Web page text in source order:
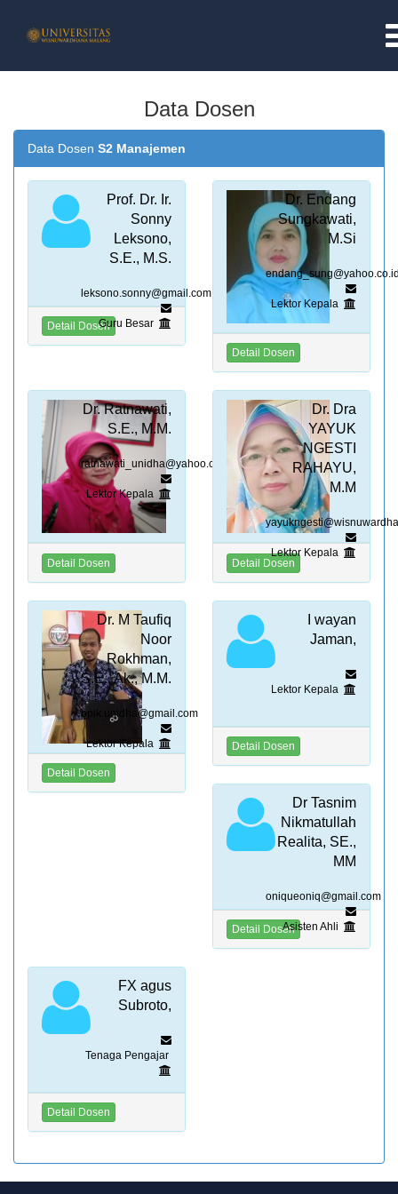
PROFIL LPPM
TUGAS POKOK & TUJUAN
VISI DAN MISI
STRUKTUR ORGANISASI
PELAYANAN ONLINE
PROFIL DOSEN
KEGIATAN
PENELITIAN
PENGABDIAN
PUBLIKASI
DOWNLOAD
Data Dosen
Data Dosen S2 Manajemen
Prof. Dr. Ir.
Sonny
Leksono,
S.E., M.S.
leksono.sonny@gmail.com
Guru Besar
Detail Dosen
Dr. Endang
Sungkawati,
M.Si
Lektor Kepala
Detail Dosen
Dr. Ratnawati,
S.E., M.M.
ratnawati_unidha@yahoo.com
Lektor Kepala
Detail Dosen
Dr. Dra
YAYUK
NGESTI
RAHAYU,
M.M
Lektor Kepala
Detail Dosen
Dr. M Taufiq
Noor
Rokhman,
S.E., Ak., M.M.
opik.unidha@gmail.com
Lektor Kepala
Detail Dosen
I wayan
Jaman,
Lektor Kepala
Detail Dosen
Dr Tasnim
Nikmatullah
Realita, SE.,
MM
oniqueoniq@gmail.com
Asisten Ahli
Detail Dosen
FX agus
Subroto,
Tenaga Pengajar
Detail Dosen